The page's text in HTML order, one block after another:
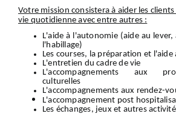
Votre mission consistera à aider les clients
vie quotidienne avec entre autres :
L'aide à l'autonomie (aide au
l'habillage)
Les courses, la préparation et l'aide
L'entretien du cadre de vie
L'accompagnements aux
culturelles
L'accompagnements aux rendez-
L'accompagnement post
Les échanges, jeux et autres